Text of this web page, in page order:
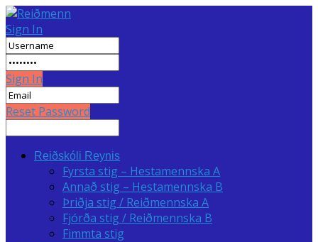
Sign In
Sign In
Reset Password
Reiðskóli Reynis
Fyrsta stig – Hestamennska A
Annað stig – Hestamennska B
Þriðja stig / Reiðmennska A
Fjórða stig / Reiðmennska B
Fimmta stig